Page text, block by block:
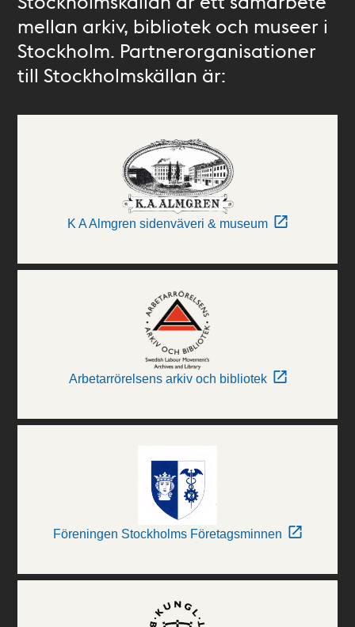
mellan arkiv, bibliotek och museer i
Stockholm. Partnerorganisationer
till Stockholmskällan är:
K A Almgren sidenväveri & museum
Arbetarrörelsens arkiv och bibliotek
Föreningen Stockholms Företagsminnen